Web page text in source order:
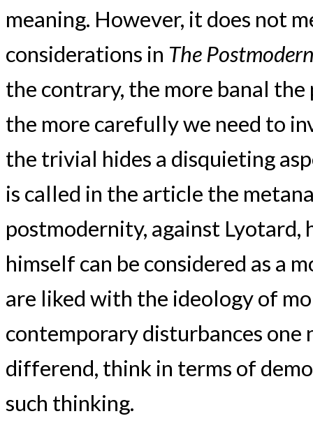
meaning. However, it does not
considerations in The
the contrary, the more banal
the more carefully we need to
the trivial hides a disquieting
is called in the article the
postmodernity, against Lyotard,
himself can be considered as a
are liked with the ideology of
contemporary disturbances
differend, think in terms of
such thinking.